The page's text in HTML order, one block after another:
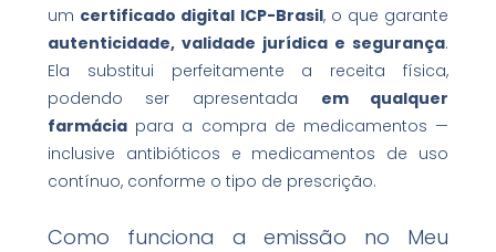
um certificado digital ICP-Brasil, o que garante
autenticidade, validade jurídica e segurança.
Ela substitui perfeitamente a receita física,
podendo ser apresentada em qualquer
farmáciapara a compra de medicamentos —
inclusive antibióticos e medicamentos de uso
contínuo, conforme o tipo de prescrição.
Como funciona a emissão no Meu